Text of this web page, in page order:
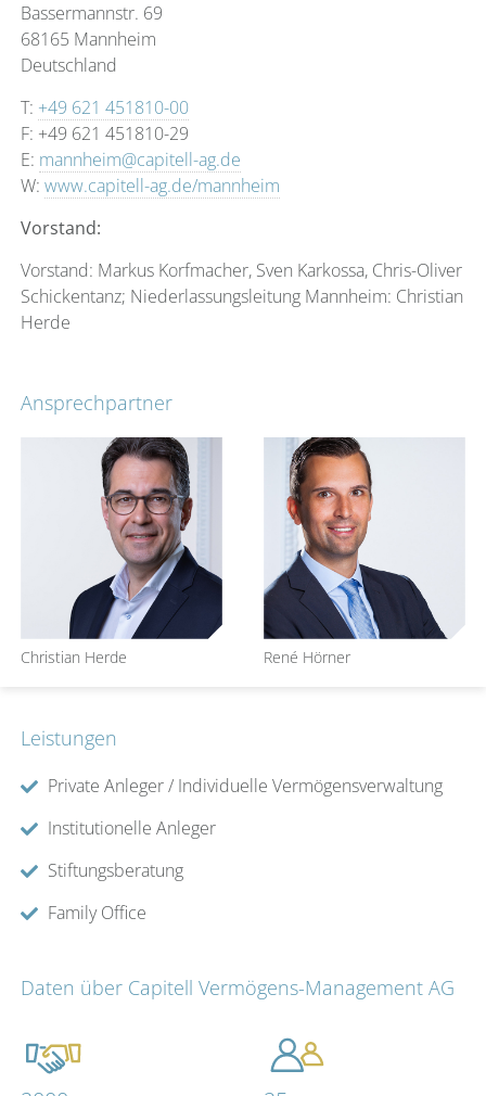
Als Vermögensberater stehen wir unseren Kunden mit
fundiertem Fachwissen zur Seite und unterstützen sie bei
der Auswahl geeigneter Anlageprodukte, um das
Vermögen zu schützen und zu vermehren. Dies bedeutet
für uns wahre Unabhängigkeit. Aus Überzeugung erfolgt
daher unsere Partnerschaft mit Ihnen ausschließlich auf
einer transparenten Honorarbasis.
Wir freuen uns, den Menschen hier vor Ort unsere
dürfen und möchten Sie in einem persönlichen Gespräch
gerne kennenlernen.
Bassermannstr. 69
68165 Mannheim
Deutschland
T: +49 621 451810-00
F: +49 621 451810-29
E: mannheim@capitell-ag.de
W:www.capitell-ag.de/mannheim
Vorstand:
Vorstand: Markus Korfmacher, Sven Karkossa, Chris-Oliver
Schickentanz; Niederlassungsleitung Mannheim: Christian
Herde
Ansprechpartner
Christian Herde René Hörner
Leistungen
Private Anleger / Individuelle Vermögensverwaltung
Institutionelle Anleger
Stiftungsberatung
Family Office
Daten über Capitell Vermögens-Management AG